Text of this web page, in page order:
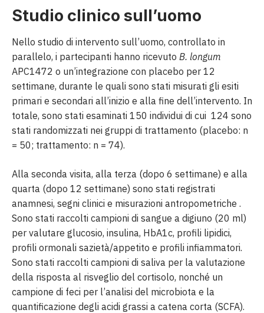
Studio clinico sull’uomo
Nello studio di intervento sull’uomo, controllato in
parallelo, i partecipanti hanno ricevuto B. longum
APC1472 o un’integrazione con placebo per 12
settimane, durante le quali sono stati misurati gli esiti
primari e secondari all’inizio e alla fine dell’intervento. In
totale, sono stati esaminati 150 individui di cui 124 sono
stati randomizzati nei gruppi di trattamento (placebo: n
= 50; trattamento: n = 74).
Alla seconda visita, alla terza (dopo 6 settimane) e alla
quarta (dopo 12 settimane) sono stati registrati
anamnesi, segni clinici e misurazioni antropometriche .
Sono stati raccolti campioni di sangue a digiuno (20 ml)
per valutare glucosio, insulina, HbA1c, profili lipidici,
profili ormonali sazietà/appetito e profili infiammatori.
Sono stati raccolti campioni di saliva per la valutazione
della risposta al risveglio del cortisolo, nonché un
campione di feci per l’analisi del microbiota e la
quantificazione degli acidi grassi a catena corta (SCFA).